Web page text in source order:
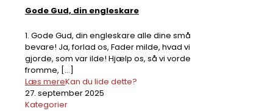
Gode Gud, din engleskare
1. Gode Gud, din engleskare alle dine små
bevare! Ja, forlad os, Fader milde, hvad vi
gjorde, som var ilde! Hjælp os, så vi vorde
fromme, […]
Kan du lide dette?
Læs mere
27. september 2025
Kategorier